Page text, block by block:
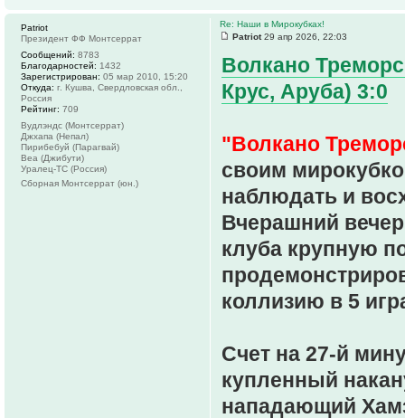
Re: Наши в Мирокубках!
Patriot29 апр 2026, 22:03
Волкано
Крус, Аруба) 3:0
"Волкано
своим
наблюдать и
Вчерашний
клуба крупную
коллизию в 5
Счет на 27-й
купленный
нападающий
Patriot
Президент ФФ Монтсеррат
Сообщений: 8783
Благодарностей: 1432
Зарегистрирован: 05 мар 2010, 15:20
Откуда: г. Кушва, Свердловская обл.,
Россия
Рейтинг: 709
Вудлэндс (Монтсеррат)
Джхапа (Непал)
Пирибебуй (Парагвай)
Веа (Джибути)
Уралец-ТС (Россия)
Сборная Монтсеррат (юн.)